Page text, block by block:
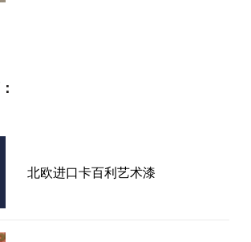
卡百利艺术涂料区域经理培训大
北欧进口卡百利艺术漆